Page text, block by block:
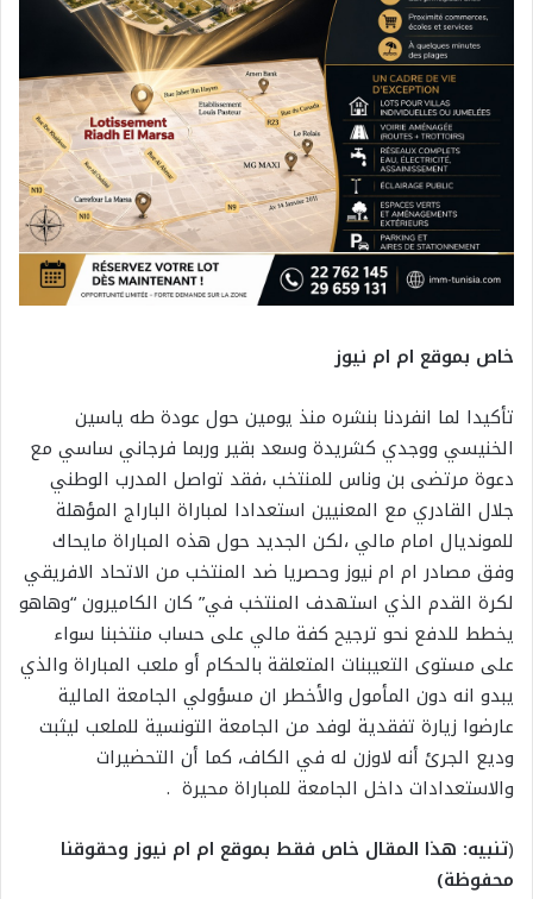
خاص بموقع ام ام نيوز
تأكيدا لما انفردنا بنشره منذ يومين حول عودة طه ياسين
الخنيسي ووجدي كشريدة وسعد بقير وربما فرجاني ساسي مع
دعوة مرتضى بن وناس للمنتخب ،فقد تواصل المدرب الوطني
جلال القادري مع المعنيين استعدادا لمباراة الباراج المؤهلة
للمونديال امام مالي ،لكن الجديد حول هذه المباراة مايحاك
وفق مصادر ام ام نيوز وحصريا ضد المنتخب من الاتحاد الافريقي
لكرة القدم الذي استهدف المنتخب في” كان الكاميرون “وهاهو
يخطط للدفع نحو ترجيح كفة مالي على حساب منتخبنا سواء
على مستوى التعيبنات المتعلقة بالحكام أو ملعب المباراة والذي
يبدو انه دون المأمول والأخطر ان مسؤولي الجامعة المالية
عارضوا زيارة تفقدية لوفد من الجامعة التونسية للملعب ليثبت
وديع الجرئ أنه لاوزن له في الكاف، كما أن التحضيرات
والاستعدادات داخل الجامعة للمباراة محيرة .
(تنبيه: هذا المقال خاص فقط بموقع ام ام نيوز وحقوقنا
محفوظة)